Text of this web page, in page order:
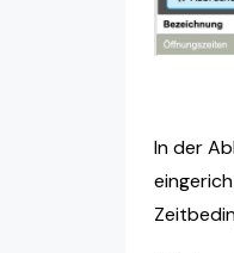
In der